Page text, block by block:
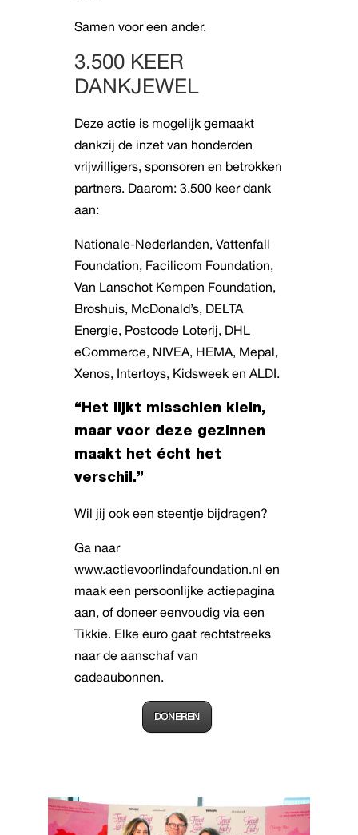
Samen voor een ander.
3.500 KEER
DANKJEWEL
Deze actie is mogelijk gemaakt
dankzij de inzet van honderden
vrijwilligers, sponsoren en betrokken
partners. Daarom: 3.500 keer dank
aan:
Nationale-Nederlanden, Vattenfall
Foundation, Facilicom Foundation,
Van Lanschot Kempen Foundation,
Broshuis, McDonald’s, DELTA
Energie, Postcode Loterij, DHL
eCommerce, NIVEA, HEMA, Mepal,
Xenos, Intertoys, Kidsweek en ALDI.
“Het lijkt misschien klein,
maar voor deze gezinnen
maakt het écht het
verschil.”
Wil jij ook een steentje bijdragen?
Ga naar
www.actievoorlindafoundation.nl en
maak een persoonlijke actiepagina
aan, of doneer eenvoudig via een
Tikkie. Elke euro gaat rechtstreeks
naar de aanschaf van
cadeaubonnen.
DONEREN